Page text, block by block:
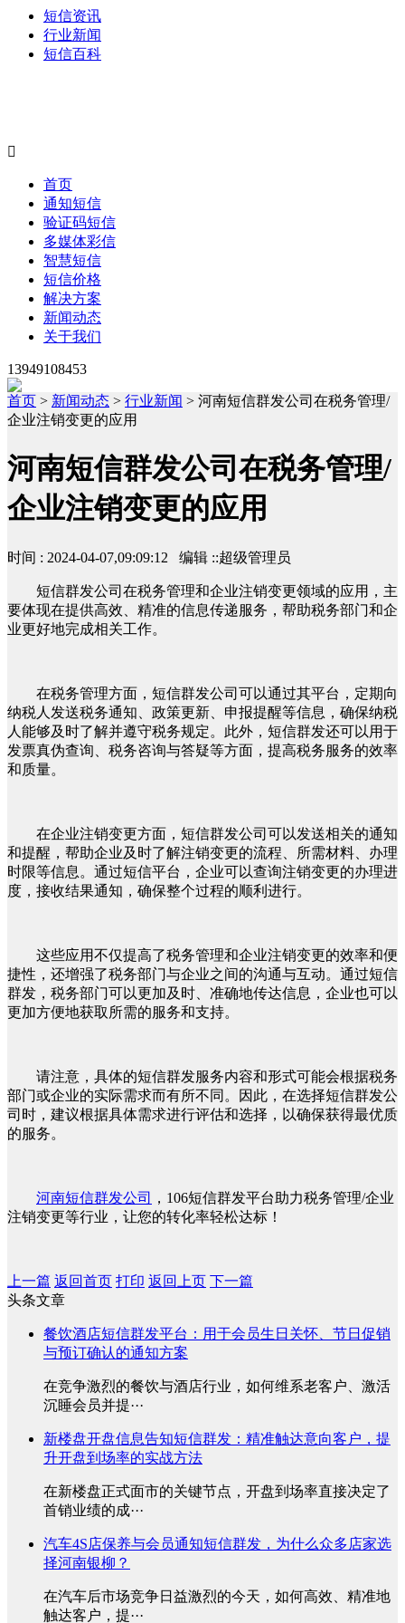
短信资讯
行业新闻
短信百科

首页
通知短信
验证码短信
多媒体彩信
智慧短信
短信价格
解决方案
新闻动态
关于我们
13949108453
首页 > 新闻动态 > 行业新闻 > 河南短信群发公司在税务管理/
企业注销变更的应用
河南短信群发公司在税务管理/
企业注销变更的应用
时间 : 2024-04-07,09:09:12 编辑 ::超级管理员
短信群发公司在税务管理和企业注销变更领域的应用，主
要体现在提供高效、精准的信息传递服务，帮助税务部门和企
业更好地完成相关工作。
在税务管理方面，短信群发公司可以通过其平台，定期向
纳税人发送税务通知、政策更新、申报提醒等信息，确保纳税
人能够及时了解并遵守税务规定。此外，短信群发还可以用于
发票真伪查询、税务咨询与答疑等方面，提高税务服务的效率
和质量。
在企业注销变更方面，短信群发公司可以发送相关的通知
和提醒，帮助企业及时了解注销变更的流程、所需材料、办理
时限等信息。通过短信平台，企业可以查询注销变更的办理进
度，接收结果通知，确保整个过程的顺利进行。
这些应用不仅提高了税务管理和企业注销变更的效率和便
捷性，还增强了税务部门与企业之间的沟通与互动。通过短信
群发，税务部门可以更加及时、准确地传达信息，企业也可以
更加方便地获取所需的服务和支持。
请注意，具体的短信群发服务内容和形式可能会根据税务
部门或企业的实际需求而有所不同。因此，在选择短信群发公
司时，建议根据具体需求进行评估和选择，以确保获得最优质
的服务。
河南短信群发公司
，106短信群发平台助力税务管理/企业
注销变更等行业，让您的转化率轻松达标！
上一篇 返回首页 打印 返回上页 下一篇
头条文章
餐饮酒店短信群发平台：用于会员生日关怀、节日促销
与预订确认的通知方案
在竞争激烈的餐饮与酒店行业，如何维系老客户、激活
沉睡会员并提···
新楼盘开盘信息告知短信群发：精准触达意向客户，提
升开盘到场率的实战方法
在新楼盘正式面市的关键节点，开盘到场率直接决定了
首销业绩的成···
汽车4S店保养与会员通知短信群发，为什么众多店家选
择河南银柳？
在汽车后市场竞争日益激烈的今天，如何高效、精准地
触达客户，提···